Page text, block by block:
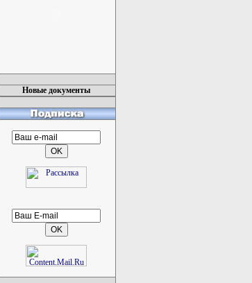
Новые документы